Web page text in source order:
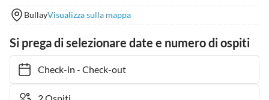
BullayVisualizza sulla mappa
Si prega di selezionare date e numero di ospiti
Check-in- Check-out